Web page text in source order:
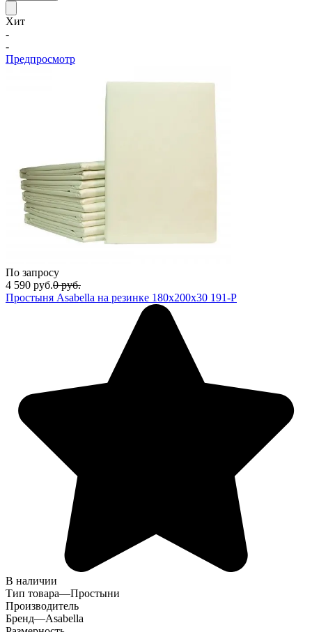
Хит
-
-
Предпросмотр
По запросу
4 590 руб.0 руб.
Простыня Asabella на резинке 180х200х30 191-P
В наличии
Тип товара—Простыни
Производитель
Бренд—Asabella